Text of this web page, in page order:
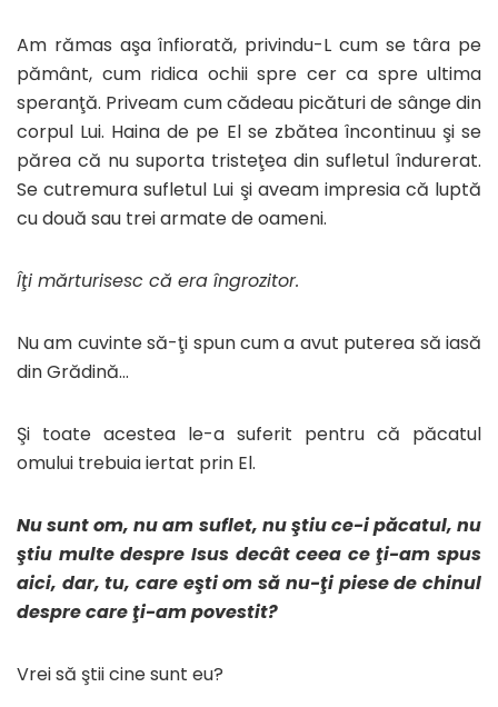
Am rămas aşa înfiorată, privindu-L cum se târa pe
pământ, cum ridica ochii spre cer ca spre ultima
speranţă. Priveam cum cădeau picături de sânge din
corpul Lui. Haina de pe El se zbătea încontinuu şi se
părea că nu suporta tristeţea din sufletul îndurerat.
Se cutremura sufletul Lui şi aveam impresia că luptă
cu două sau trei armate de oameni.
Îţi mărturisesc că era îngrozitor.
Nu am cuvinte să-ţi spun cum a avut puterea să iasă
din Grădină…
Şi toate acestea le-a suferit pentru că păcatul
omului trebuia iertat prin El.
Nu sunt om, nu am suflet, nu ştiu ce-i păcatul, nu
ştiu multe despre Isus decât ceea ce ţi-am spus
aici, dar, tu, care eşti om să nu-ţi piese de chinul
despre care ţi-am povestit?
Vrei să ştii cine sunt eu?